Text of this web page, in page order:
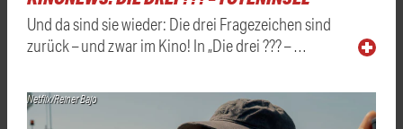
Und da sind sie wieder: Die drei Fragezeichen sind
zurück – und zwar im Kino! In „Die drei ??? – …
Netflix/Reiner Bajo